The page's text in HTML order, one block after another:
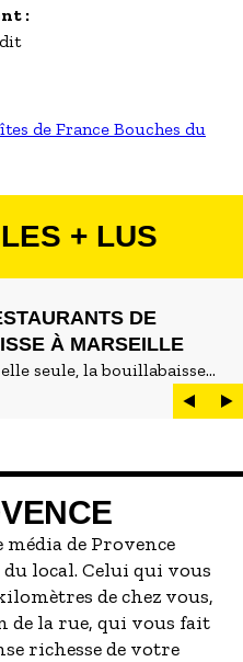
:
de France Bouches du
+ LUS
DE
À MARSEILLE
seule, la bouillabaisse
par excellence. On
être submergé·e par la
média de Provence
local. Celui qui vous
de chez vous,
de la rue, qui vous fait
richesse de votre